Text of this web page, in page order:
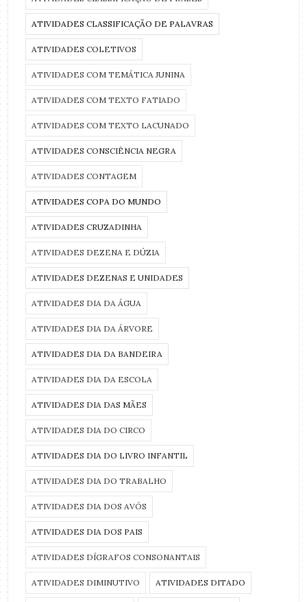
ATIVIDADES CLASSIFICAÇÃO DE PALAVRAS
ATIVIDADES COLETIVOS
ATIVIDADES COM TEMÁTICA JUNINA
ATIVIDADES COM TEXTO FATIADO
ATIVIDADES COM TEXTO LACUNADO
ATIVIDADES CONSCIÊNCIA NEGRA
ATIVIDADES CONTAGEM
ATIVIDADES COPA DO MUNDO
ATIVIDADES CRUZADINHA
ATIVIDADES DEZENA E DÚZIA
ATIVIDADES DEZENAS E UNIDADES
ATIVIDADES DIA DA ÁGUA
ATIVIDADES DIA DA ÁRVORE
ATIVIDADES DIA DA BANDEIRA
ATIVIDADES DIA DA ESCOLA
ATIVIDADES DIA DAS MÃES
ATIVIDADES DIA DO CIRCO
ATIVIDADES DIA DO LIVRO INFANTIL
ATIVIDADES DIA DO TRABALHO
ATIVIDADES DIA DOS AVÓS
ATIVIDADES DIA DOS PAIS
ATIVIDADES DÍGRAFOS CONSONANTAIS
ATIVIDADES DIMINUTIVO ATIVIDADES DITADO